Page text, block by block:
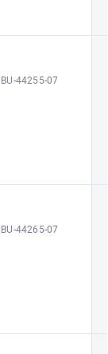
| BU-44255-07
| BU-44265-07